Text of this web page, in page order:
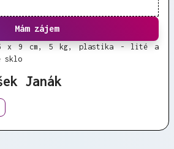
Mám zájem
x 9 cm, 5 kg, plastika - lité a
sklo
Janák